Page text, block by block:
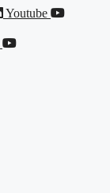
Youtube